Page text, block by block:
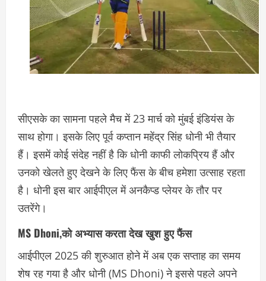
सीएसके का सामना पहले मैच में 23 मार्च को मुंबई इंडियंस के
साथ होगा। इसके लिए पूर्व कप्तान महेंद्र सिंह धोनी भी तैयार
हैं। इसमें कोई संदेह नहीं है कि धोनी काफी लोकप्रिय हैं और
उनको खेलते हुए देखने के लिए फैंस के बीच हमेशा उत्साह रहता
है। धोनी इस बार आईपीएल में अनकैप्ड प्लेयर के तौर पर
उतरेंगे।
MS Dhoni,को अभ्यास करता देख खुश हुए फैंस
आईपीएल 2025 की शुरुआत होने में अब एक सप्ताह का समय
शेष रह गया है और धोनी (MS Dhoni) ने इससे पहले अपने